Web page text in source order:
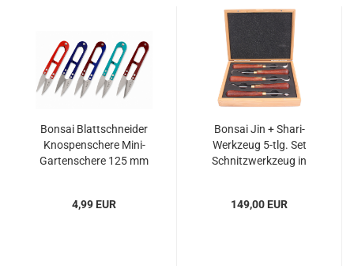
Bonsai Blattschneider
Knospenschere Mini-
Gartenschere 125 mm
4,99 EUR
Bonsai Jin + Shari-
Werkzeug 5-tlg. Set
Schnitzwerkzeug in
149,00 EUR